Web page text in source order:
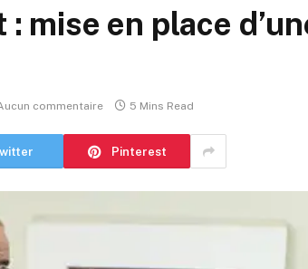
: mise en place
commentaire 5 Mins Read
Pinterest